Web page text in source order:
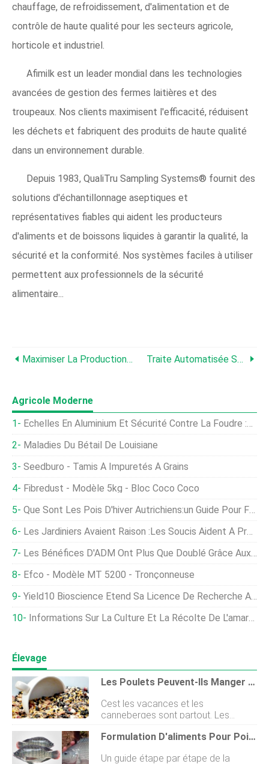
chauffage, de refroidissement, d'alimentation et de
contrôle de haute qualité pour les secteurs agricole,
horticole et industriel.
Afimilk est un leader mondial dans les technologies
avancées de gestion des fermes laitières et des
troupeaux. Nos clients maximisent l'efficacité, réduisent
les déchets et fabriquent des produits de haute qualité
dans un environnement durable.
Depuis 1983, QualiTru Sampling Systems® fournit des
solutions d'échantillonnage aseptiques et
représentatives fiables qui aident les producteurs
d'aliments et de boissons liquides à garantir la qualité, la
sécurité et la conformité. Nos systèmes faciles à utiliser
permettent aux professionnels de la sécurité
alimentaire...
Maximiser La Production De Lait :7 Avantages Des Robots De Traite Propres Traite Automatisée Sans Alimentation :expériences Et Perspectives Des Producteurs Laitiers
Agricole Moderne
Échelles En Aluminium Et Sécurité Contre La Foudre :risques Et Précautions
Maladies Du Bétail De Louisiane
Seedburo - Tamis À Impuretés À Grains
Fibredust - Modèle 5kg - Bloc Coco Coco
Que Sont Les Pois D'hiver Autrichiens:un Guide Pour Faire Pousser Des Pois D'hiver Autrichiens
Les Jardiniers Avaient Raison :les Soucis Aident À Prévenir Les Parasites De La Tomate
Les Bénéfices D'ADM Ont Plus Que Doublé Grâce Aux Fortes Marges De Trituration Et À La Demande D'huile Végétale
Efco - Modèle MT 5200 - Tronçonneuse
Yield10 Bioscience Étend Sa Licence De Recherche Avec Bayer
Informations Sur La Culture Et La Récolte De L'amarante
Élevage
Les Poulets Peuvent-Ils Manger Des Canneberges ?
Cest les vacances et les
canneberges sont partout. Les
poulets peuvent-ils manger des
canneberges ? Oui. Ils font un
dautres recettes. Les poulets se
Formulation D'aliments Pour Poissons De Tilapia ; Ingrédients Des Aliments Pour Tilapia
Un guide étape par étape de la